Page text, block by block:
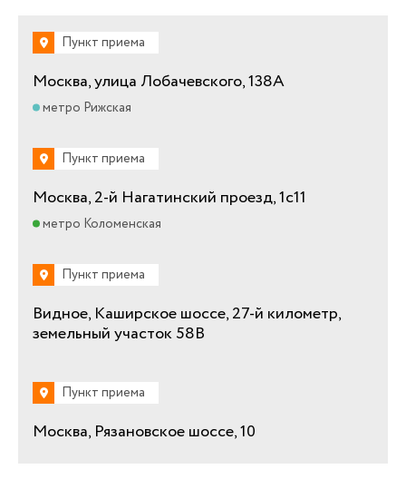
Пункт приема
Москва, улица Лобачевского, 138А
метро Рижская
Пункт приема
Москва, 2-й Нагатинский проезд, 1с11
метро Коломенская
Пункт приема
Видное, Каширское шоссе, 27-й километр,
земельный участок 58В
Пункт приема
Москва, Рязановское шоссе, 10